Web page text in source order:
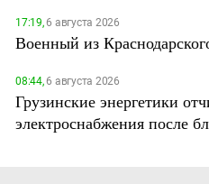
17:19,6 августа 2026
Военный из
08:44,6 августа 2026
Грузинские энергетики
электроснабжения после